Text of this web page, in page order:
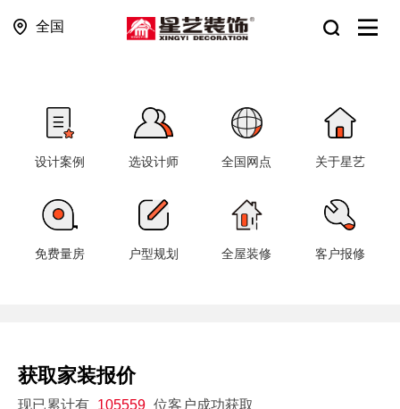
全国
设计案例 选设计师 全国网点 关于星艺
免费量房 户型规划 全屋装修 客户报修
获取家装报价
现已累计有 105559 位客户成功获取